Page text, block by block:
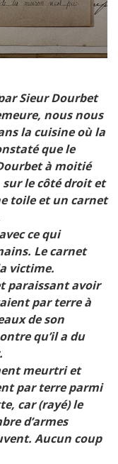
Sieur Dourbet
nousnous
la cuisine où la
que le
à moitié
le côtédroit et
toile et un carnet
ce qui
Le carnet
victime.
paraissant avoir
par terreà
de son
qu’il a du
meurtri et
par terre parmi
car (rayé) le
d’armes
Aucun coup